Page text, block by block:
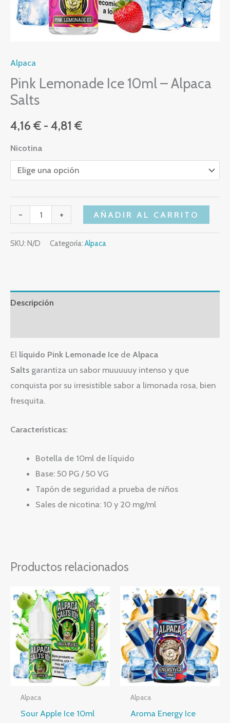
Alpaca
Pink Lemonade Ice 10ml – Alpaca
Salts
4,16 € - 4,81 €
Nicotina
- + AÑADIR AL CARRITO
SKU: N/D Categoría: Alpaca
Descripción
El líquido Pink Lemonade Ice de Alpaca
Salts garantiza un sabor muuuuuy intenso y que
conquista por su irresistible sabor a limonada rosa, bien
fresquita.
Características:
Botella de 10ml de líquido
Base: 50 PG / 50 VG
Tapón de seguridad a prueba de niños
Sales de nicotina: 10 y 20 mg/ml
Productos relacionados
Alpaca
Sour Apple Ice 10ml
Rango
de
precios:
desde
4,16 €
hasta
4,81 €
Este
producto
tiene
múltiples
variantes.
Las
opciones
se
pueden
Alpaca
Aroma Energy Ice